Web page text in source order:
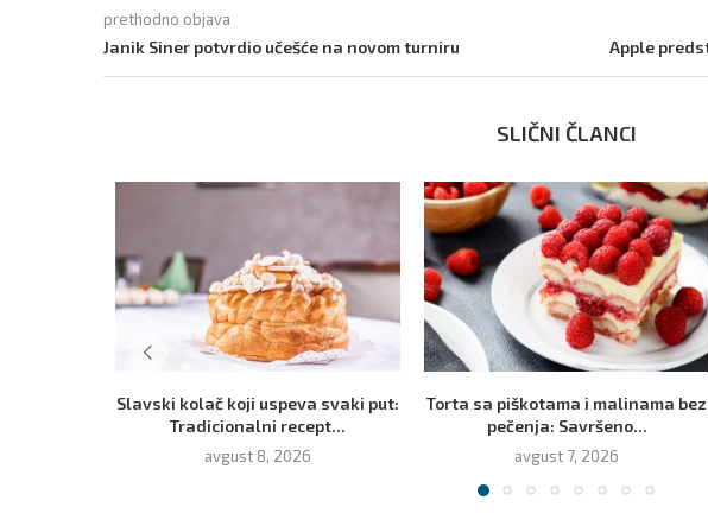
prethodno objava
Janik Siner potvrdio učešće na novom turniru Apple
SLIČNI ČLANCI
Slavski kolač koji uspeva svaki put:
Tradicionalni recept...
avgust 8, 2026
Torta sa piškotama i malinama bez
pečenja: Savršeno...
avgust 7, 2026